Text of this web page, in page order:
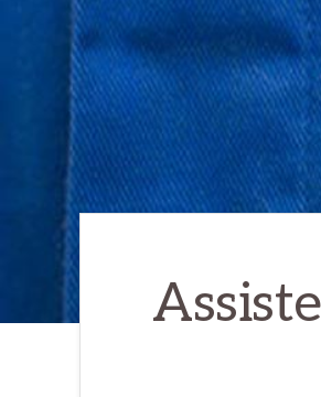
informazioni!